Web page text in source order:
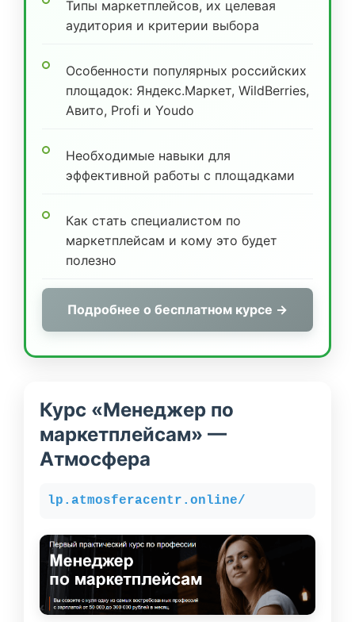
Типы маркетплейсов, их целевая
аудитория и критерии выбора
Особенности популярных российских
площадок: Яндекс.Маркет, WildBerries,
Авито, Profi и Youdo
Необходимые навыки для
эффективной работы с площадками
Как стать специалистом по
маркетплейсам и кому это будет
полезно
Подробнее о бесплатном курсе →
Курс «Менеджер по
маркетплейсам» —
Атмосфера
lp.atmosferacentr.online/